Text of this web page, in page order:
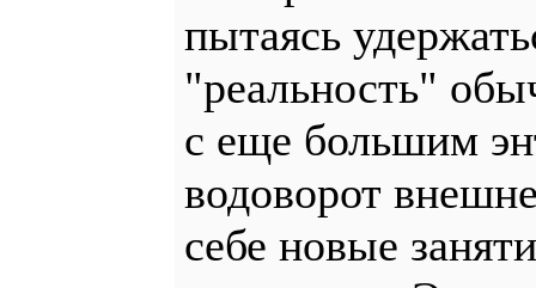
пытаясь
"реальность"
с еще большим
водоворот
себе новые